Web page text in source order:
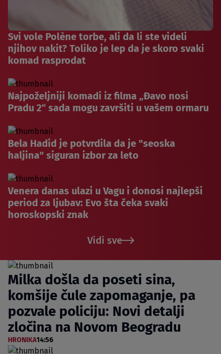
Svi vole Polène torbe, ali da li ste videli
njihov nakit? Toliko je lep da je skoro svaki
komad rasprodat
Najpoželjniji komadi iz filma „Đavo nosi
Pradu 2“ sada mogu završiti u vašem ormaru
Bela Hadid je potvrdila da je "seoska
haljina" siguran izbor za leto
Venera danas ulazi u Vagu i donosi najlepši
period za ljubav: Evo šta čeka svaki
horoskopski znak
Vidi sve
Milka došla da poseti sina,
komšije čule zapomaganje, pa
pozvale policiju: Novi detalji
zločina na Novom Beogradu
HRONIKA14:56